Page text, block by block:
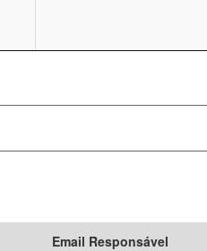
Email Responsável